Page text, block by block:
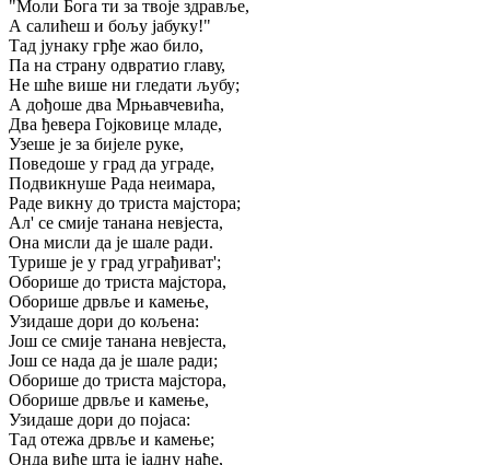
"Моли Бога ти за твоје здравље,
А салићеш и бољу јабуку!"
Тад јунаку грђе жао било,
Па на страну одвратио главу,
Не шће више ни гледати љубу;
А дођоше два Мрњавчевића,
Два ђевера Гојковице младе,
Узеше је за бијеле руке,
Поведоше у град да уграде,
Подвикнуше Рада неимара,
Раде викну до триста мајстора;
Ал' се смије танана невјеста,
Она мисли да је шале ради.
Турише је у град уграђиват';
Оборише до триста мајстора,
Оборише дрвље и камење,
Узидаше дори до кољена:
Још се смије танана невјеста,
Још се нада да је шале ради;
Оборише до триста мајстора,
Оборише дрвље и камење,
Узидаше дори до појаса:
Тад отежа дрвље и камење;
Онда виђе шта је јадну нађе,